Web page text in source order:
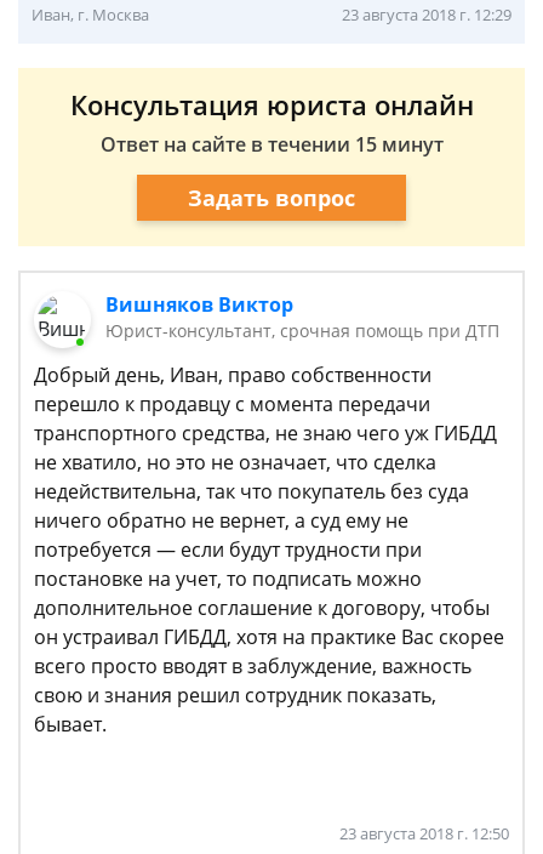
Иван, г. Москва 23 августа 2018 г. 12:29
Консультация юриста онлайн
Ответ на сайте в течении 15 минут
Задать вопрос
Вишняков Виктор
Юрист-консультант, срочная помощь при ДТП
Добрый день, Иван, право собственности
перешло к продавцу с момента передачи
транспортного средства, не знаю чего уж ГИБДД
не хватило, но это не означает, что сделка
недействительна, так что покупатель без суда
ничего обратно не вернет, а суд ему не
потребуется — если будут трудности при
постановке на учет, то подписать можно
дополнительное соглашение к договору, чтобы
он устраивал ГИБДД, хотя на практике Вас скорее
всего просто вводят в заблуждение, важность
свою и знания решил сотрудник показать,
бывает.
23 августа 2018 г. 12:50